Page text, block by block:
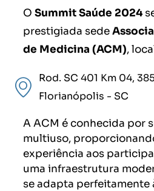
O Summit Saúde 2024
prestigiada sede
de Medicina (ACM),
Rod. SC 401 Km 04,
Florianópolis - SC
A ACM é conhecida por
multiuso,
experiência aos
uma infraestrutura
se adapta perfeitamente